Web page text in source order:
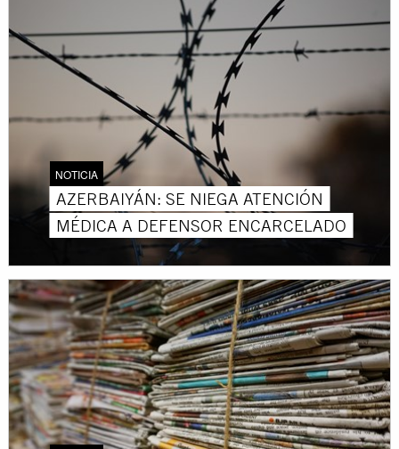
NOTICIA
AZERBAIYÁN: SE NIEGA ATENCIÓN
MÉDICA A DEFENSOR ENCARCELADO